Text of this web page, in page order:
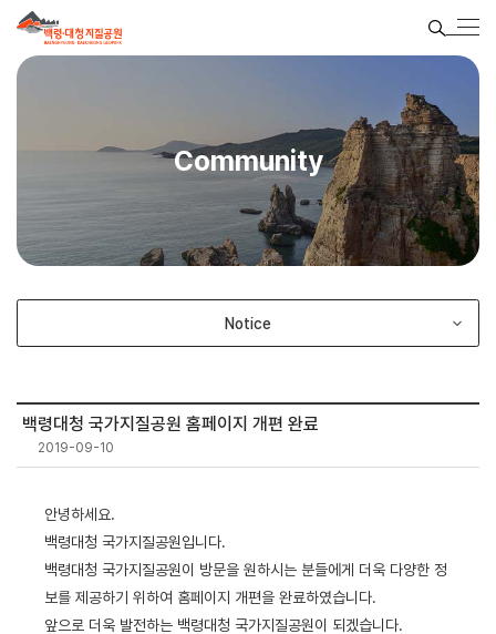
Community
Notice
백령대청 국가지질공원 홈페이지 개편 완료
2019-09-10
안녕하세요.
백령대청 국가지질공원입니다.
백령대청 국가지질공원이 방문을 원하시는 분들에게 더욱 다양한 정
보를 제공하기 위하여 홈페이지 개편을 완료하였습니다.
앞으로 더욱 발전하는 백령대청 국가지질공원이 되겠습니다.